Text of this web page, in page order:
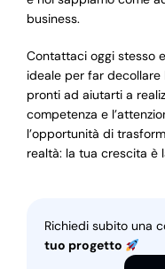
business.
Contattaci oggi stesso
ideale per far decollare
pronti ad aiutarti a
competenza e
l’opportunità di
realtà: la tua crescita è
Richiedi subito una
tuo progetto